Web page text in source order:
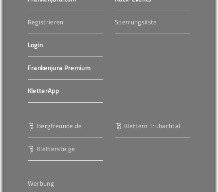
Registrieren
Login
Frankenjura Premium
KletterApp
Sperrungsliste
Bergfreunde.de
Klettersteige
Klettern Trubachtal
Werbung